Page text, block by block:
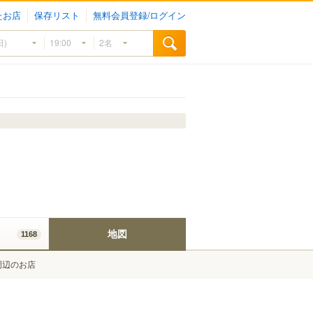
お店 保存リスト 無料会員登録/ログイン
1168 地図
辺のお店